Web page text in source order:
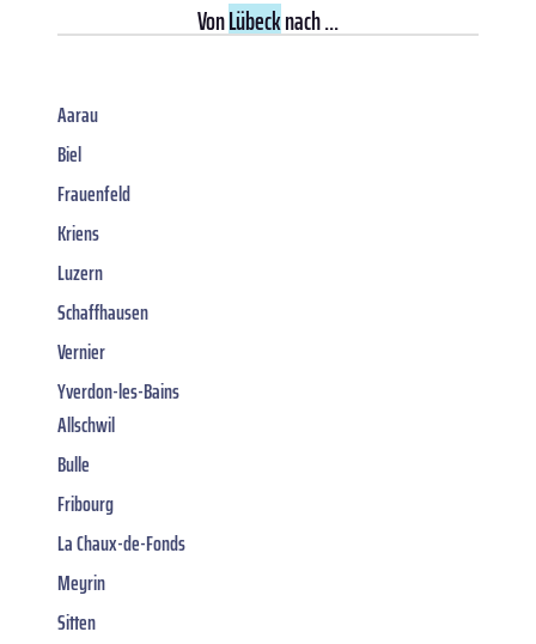
VonLübecknach ...
Aarau
Biel
Frauenfeld
Kriens
Luzern
Schaffhausen
Vernier
Yverdon-les-Bains
Allschwil
Bulle
Fribourg
La Chaux-de-Fonds
Meyrin
Sitten